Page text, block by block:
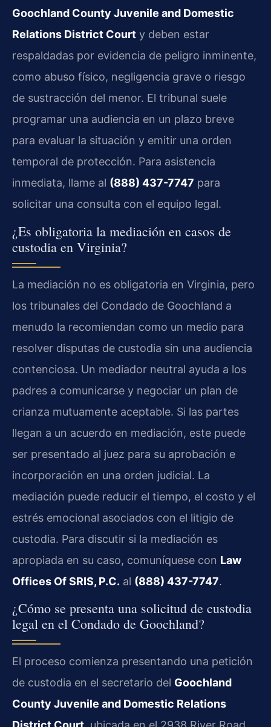
Goochland County Juvenile and Domestic
Relations District Court y deben estar
respaldadas por evidencia de peligro inminente,
como abuso físico, negligencia grave o riesgo
de sustracción del menor. El tribunal suele
programar una audiencia en un plazo breve
para evaluar la situación y emitir una orden
temporal de protección. Para asistencia
inmediata, llame al (888) 437-7747 para
solicitar una consulta con el equipo legal.
¿Es obligatoria la mediación en casos de
custodia en Virginia?
La mediación no es obligatoria en Virginia, pero
los tribunales del Condado de Goochland a
menudo la recomiendan como un medio para
resolver disputas de custodia sin una audiencia
contenciosa. Un mediador neutral ayuda a los
padres a comunicarse y negociar un plan de
crianza mutuamente aceptable. Si las partes
llegan a un acuerdo en mediación, este puede
ser presentado al juez para su aprobación e
incorporación en una orden judicial. La
mediación puede reducir el tiempo, el costo y el
estrés emocional asociados con el litigio de
custodia. Para discutir si la mediación es
apropiada en su caso, comuníquese con Law
Offices Of SRIS, P.C. al (888) 437-7747.
¿Cómo se presenta una solicitud de custodia
legal en el Condado de Goochland?
El proceso comienza presentando una petición
de custodia en el secretario del Goochland
County Juvenile and Domestic Relations